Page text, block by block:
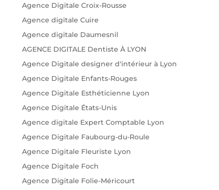
Agence Digitale Croix-Rousse
Agence digitale Cuire
Agence digitale Daumesnil
AGENCE DIGITALE Dentiste À LYON
Agence Digitale designer d'intérieur à Lyon
Agence Digitale Enfants-Rouges
Agence Digitale Esthéticienne Lyon
Agence Digitale États-Unis
Agence digitale Expert Comptable Lyon
Agence Digitale Faubourg-du-Roule
Agence Digitale Fleuriste Lyon
Agence Digitale Foch
Agence Digitale Folie-Méricourt